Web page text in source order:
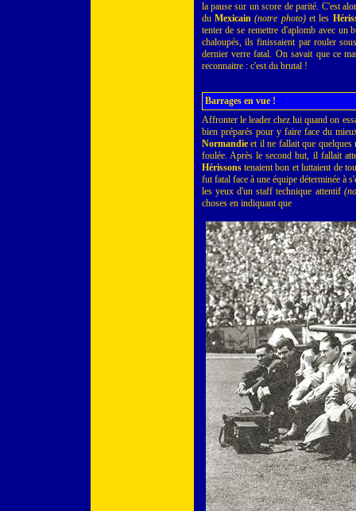
la pause sur un score de parité. C'est
du Mexicain (notre photo)et les
tenter de se remettre d'aplomb avec un
chaloupés, ils finissaient par rouler
dernier verre fatal. On savait que ce
reconnaitre : c'est du brutal !
Barrages en vue !
Affronter le leader chez lui quand on
bien préparés pour y faire face du
Normandieet il ne fallait que quelques
foulée. Après le second but, il fallait
Hérissonstenaient bon et luttaient de
fut fatal face à une équipe déterminée à
les yeux d'un staff technique attentif
choses en indiquant que